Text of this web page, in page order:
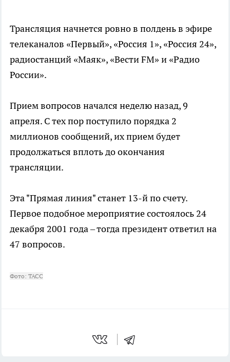
Трансляция начнется ровно в полдень в эфире
телеканалов «Первый», «Россия 1», «Россия 24»,
радиостанций «Маяк», «Вести FM» и «Радио
России».
Прием вопросов начался неделю назад, 9
апреля. С тех пор поступило порядка 2
миллионов сообщений, их прием будет
продолжаться вплоть до окончания
трансляции.
Эта "Прямая линия" станет 13-й по счету.
Первое подобное мероприятие состоялось 24
декабря 2001 года – тогда президент ответил на
47 вопросов.
Фото: ТАСС